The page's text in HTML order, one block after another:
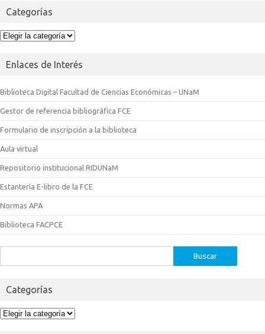
Categorías
Categorías
Enlaces de Interés
Biblioteca Digital Facultad de Ciencias Económicas – UNaM
Gestor de referencia bibliográfica FCE
Formulario de inscripción a la biblioteca
Aula virtual
Repositorio institucional RIDUNaM
Estantería E-libro de la FCE
Normas APA
Biblioteca FACPCE
Categorías
Categorías